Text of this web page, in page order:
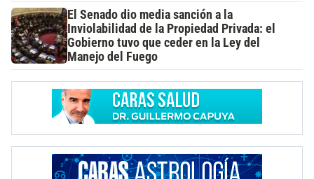
El Senado dio media sanción a la
Inviolabilidad de la Propiedad Privada: el
Gobierno tuvo que ceder en la Ley del
Manejo del Fuego